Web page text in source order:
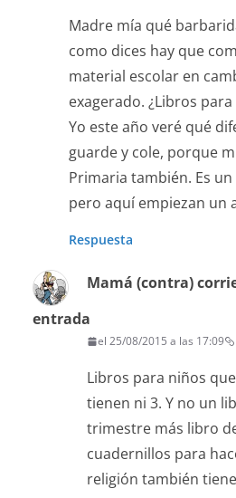
Madre mía qué
como dices hay que
material escolar en
exagerado. ¿Libros
Yo este año veré qué
guarde y cole, porque
Primaria también. Es
pero aquí empiezan un
Respuesta
Mamá (contra)
entrada
el 25/08/2015 a las 17:09
Libros para niños
tienen ni 3. Y no un
trimestre más libro
cuadernillos para
religión también